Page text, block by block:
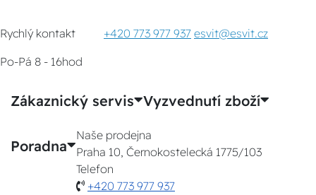
Rychlý kontakt +420 773 977 937 esvit@esvit.cz
Po-Pá 8 - 16hod
Zákaznický servis Vyzvednutí zboží
Poradna
Naše prodejna
Praha 10, Černokostelecká 1775/103
Telefon
+420 773 977 937